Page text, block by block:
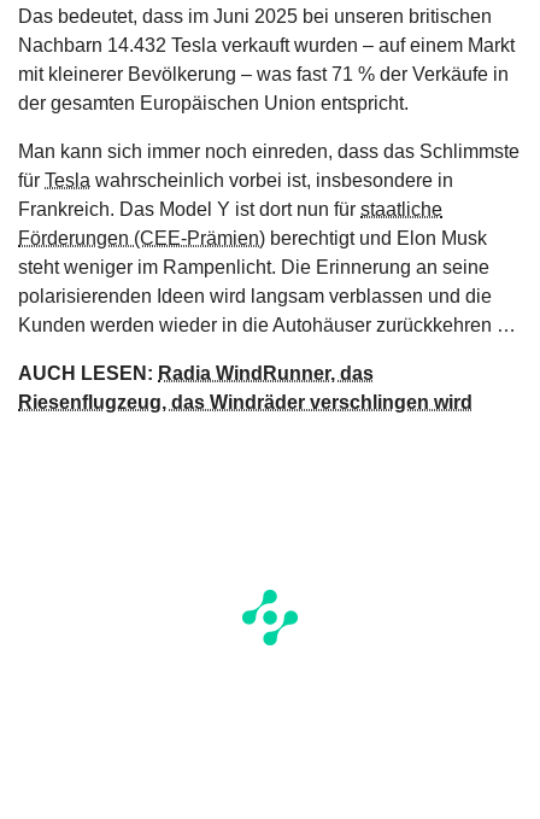
Das bedeutet, dass im Juni 2025 bei unseren britischen
Nachbarn 14.432 Tesla verkauft wurden – auf einem Markt
mit kleinerer Bevölkerung – was fast 71 % der Verkäufe in
der gesamten Europäischen Union entspricht.
Man kann sich immer noch einreden, dass das Schlimmste
für Tesla wahrscheinlich vorbei ist, insbesondere in
Frankreich. Das Model Y ist dort nun für staatliche
Förderungen (CEE-Prämien) berechtigt und Elon Musk
steht weniger im Rampenlicht. Die Erinnerung an seine
polarisierenden Ideen wird langsam verblassen und die
Kunden werden wieder in die Autohäuser zurückkehren …
AUCH LESEN: Radia WindRunner, das
Riesenflugzeug, das Windräder verschlingen wird